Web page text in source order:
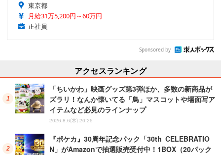
東京都
月給31万5,200円～60万円
正社員
Sponsored by
アクセスランキング
「ちいかわ」映画グッズ第3弾ほか、多数の新商品が
ズラリ！なんか懐いてる「鳥」マスコットや場面写ア
イテムなど必見のラインナップ
2026.8.6(木) 20:25
『ポケカ』30周年記念パック「30th CELEBRATIO
N」がAmazonで抽選販売受付中！1BOX（20パック